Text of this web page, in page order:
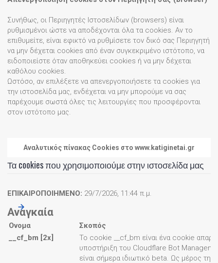
Συνήθως, οι Περιηγητές Ιστοσελίδων (browsers) είναι
ρυθμισμένοι ώστε να αποδέχονται όλα τα cookies. Αν το
επιθυμείτε, είναι εφικτό να ρυθμίσετε τον δικό σας Περιηγητή
να μην δέχεται cookies από έναν συγκεκριμένο ιστότοπο, να
ειδοποιείστε όταν αποθηκεύει cookies ή να μην δέχεται
καθόλου cookies.
Ωστόσο, αν επιλέξετε να απενεργοποιήσετε τα cookies για
την ιστοσελίδα μας, ενδέχεται να μην μπορούμε να σας
παρέχουμε σωστά όλες τις λειτουργίες που προσφέρονται
στον ιστότοπο μας.
Αναλυτικός πίνακας Cookies στο www.katiginetai.gr
Τα cookies που χρησιμοποιούμε στην ιστοσελίδα μας
ΕΠΙΚΑΙΡΟΠΟΙΗΜΕΝΟ: 29/7/2026, 11:44 π.μ.
Αναγκαία
Ονομα
Σκοπός
__cf_bm [2x]
Το cookie __cf_bm είναι ένα cookie
υποστήριξη του Cloudflare Bot
είναι σήμερα ιδιωτικό beta. Ως μέρος της